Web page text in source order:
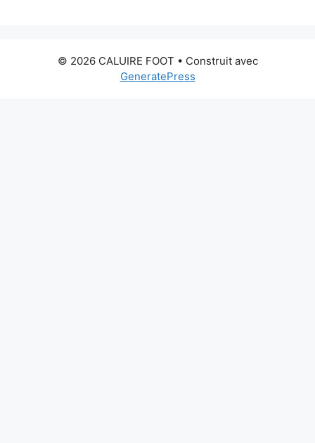
© 2026 CALUIRE FOOT • Construit avec
GeneratePress